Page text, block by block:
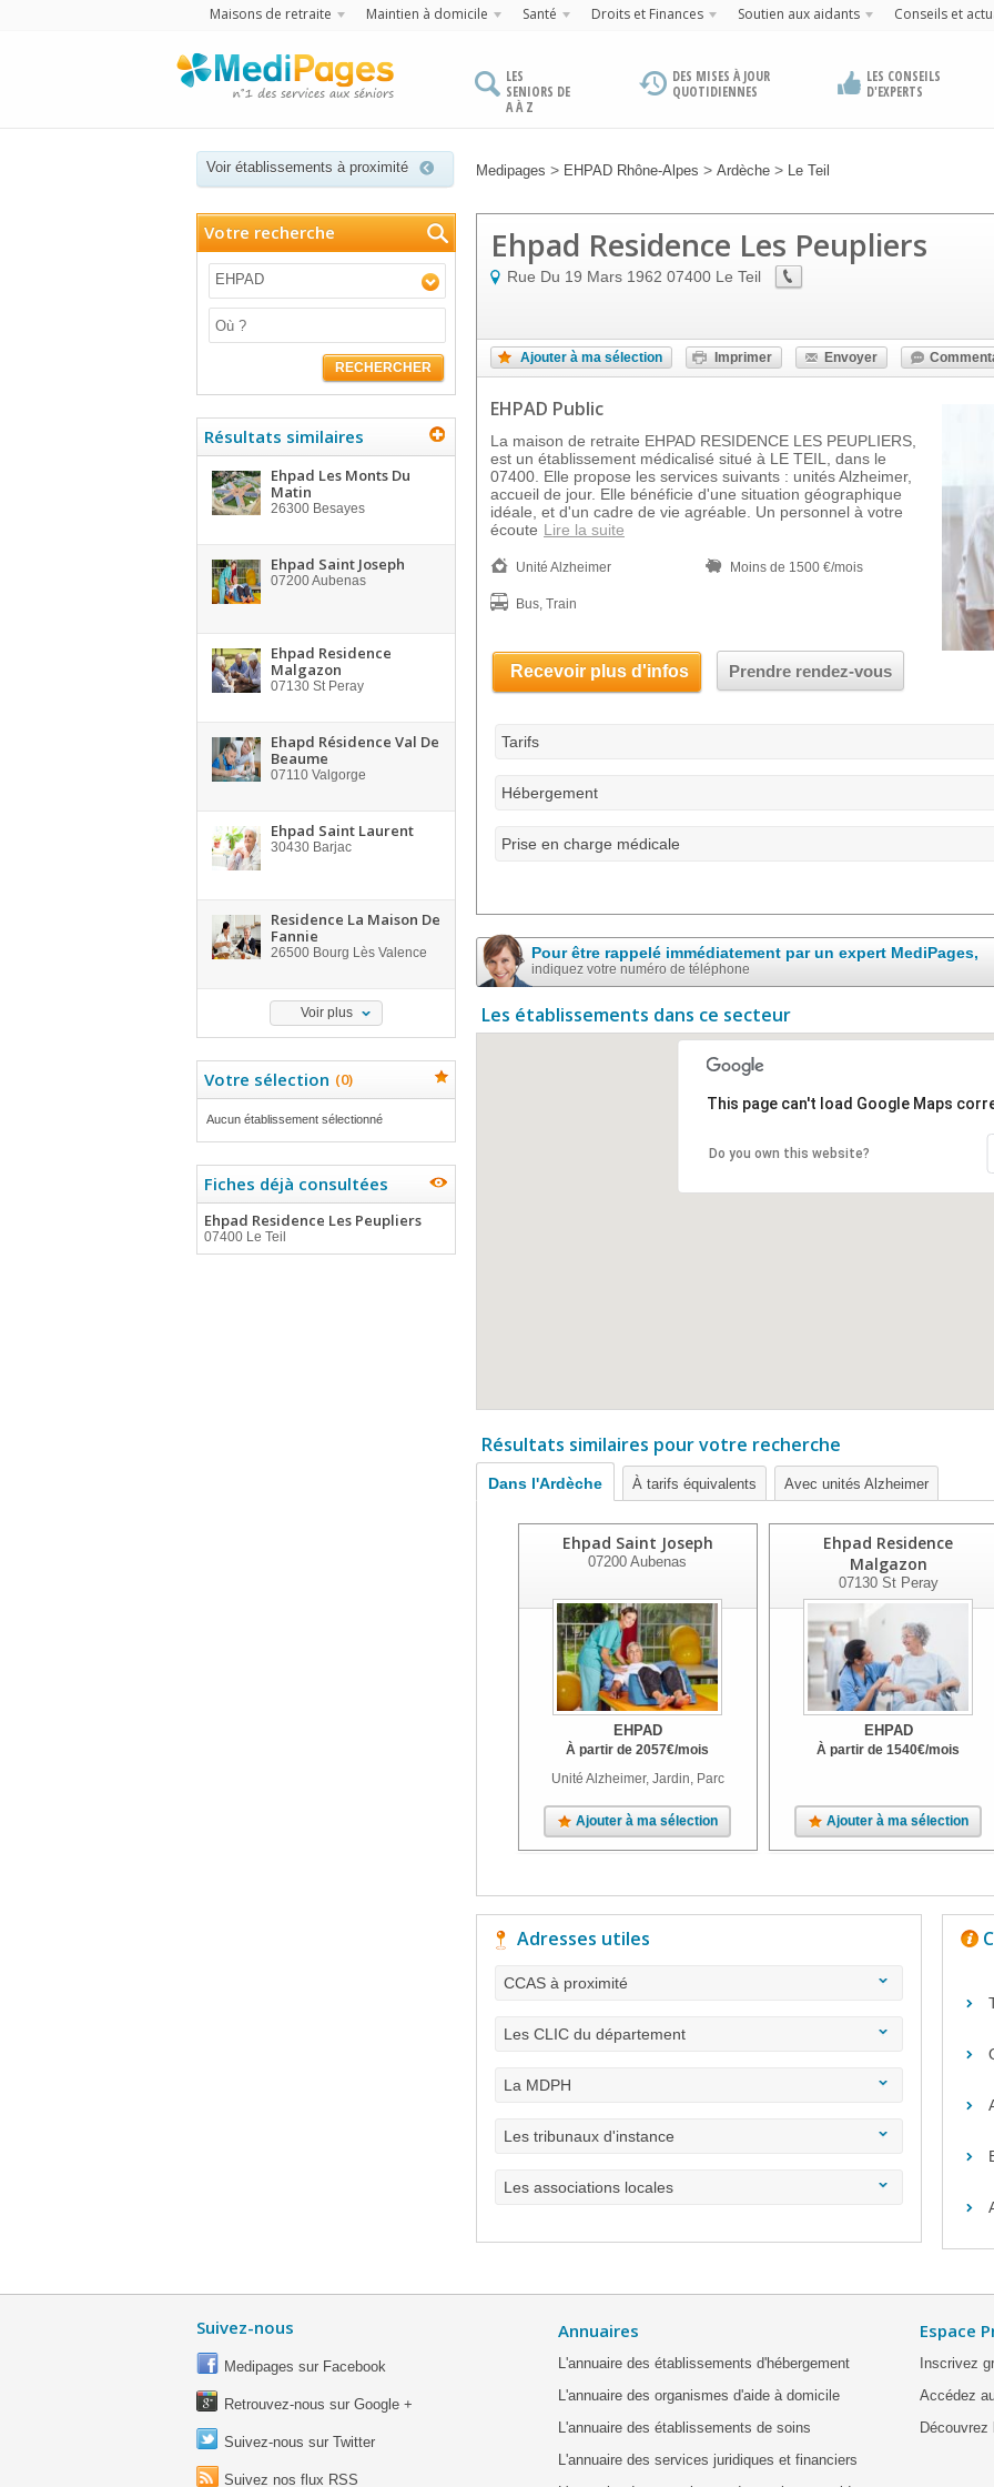
Maisons de retraite Maintien à domicile Santé Droits et Finances Soutien aux aidants Conseils et
LES
SENIORS DE
A À Z
DES MISES À JOUR
QUOTIDIENNES
LES CONSEILS
D'EXPERTS
Voir établissements à proximité Medipages > EHPAD Rhône-Alpes > Ardèche > Le Teil
Votre recherche
EHPAD
RECHERCHER
Résultats similaires
Ehpad Les Monts Du
Matin
26300 Besayes
Ehpad Saint Joseph
07200Aubenas
Ehpad Residence
Malgazon
07130 St Peray
Ehapd Résidence Val De
Beaume
07110 Valgorge
Ehpad Saint Laurent
30430 Barjac
Residence La Maison De
Fannie
26500 Bourg Lès Valence
Voir plus
Votre sélection (0)
Aucun établissement sélectionné
Fiches déjà consultées
Ehpad Residence Les Peupliers
07400 Le Teil
Ehpad Residence Les Peupliers
Rue Du 19 Mars 1962 07400 Le Teil
Ajouter à ma sélection Imprimer Envoyer
EHPAD Public
La maison de retraite EHPAD RESIDENCE LES PEUPLIERS,
est un établissement médicalisé situé à LE TEIL, dans le
07400. Elle propose les services suivants : unités Alzheimer,
accueil de jour. Elle bénéficie d'une situation géographique
idéale, et d'un cadre de vie agréable. Un personnel à votre
écoute Lire la suite
Unité Alzheimer Moins de 1500 €/mois
Bus, Train
Recevoir plus d'infos Prendre rendez-vous
Tarifs
Hébergement
Prise en charge médicale
Pour être rappelé immédiatement par un expert MediPages,
indiquez votre numéro de téléphone
Les établissements dans ce secteur
This page can't load Google Maps
Do you own this website?
Résultats similaires pour votre recherche
Dans l'Ardèche À tarifs équivalents Avec unités Alzheimer
Ehpad Saint Joseph
07200 Aubenas
EHPAD
À partir de 2057€/mois
Unité Alzheimer, Jardin, Parc
Ajouter à ma sélection
Ehpad Residence
Malgazon
07130St Peray
EHPAD
À partir de1540€/mois
Ajouter à ma sélection
Adresses utiles
CCAS à proximité
Les CLIC du département
La MDPH
Les tribunaux d'instance
Les associations locales
Suivez-nous
Medipages sur Facebook
Retrouvez-nous sur Google +
Suivez-nous sur Twitter
Suivez nos flux RSS
Annuaires
L'annuaire des établissements d'hébergement
L'annuaire des organismes d'aide à domicile
L'annuaire des établissements de soins
L'annuaire des services juridiques et financiers
Espace
Inscrivez
Accédez